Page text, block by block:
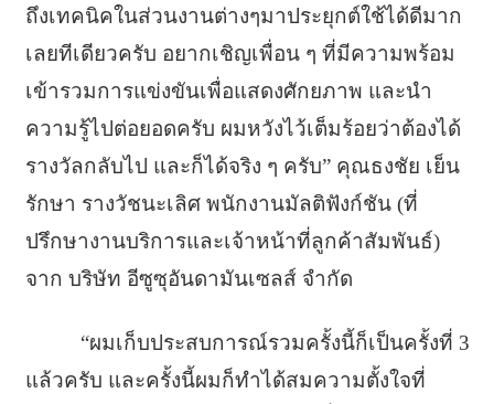
ถึงเทคนิคในส่วนงานต่างๆมาประยุกต์ใช้ได้ดีมาก
เลยทีเดียวครับ อยากเชิญเพื่อน ๆ ที่มีความพร้อม
เข้ารวมการแข่งขันเพื่อแสดงศักยภาพ และนำ
ความรู้ไปต่อยอดครับ ผมหวังไว้เต็มร้อยว่าต้องได้
รางวัลกลับไป และก็ได้จริง ๆ ครับ” คุณธงชัย เย็น
รักษา รางวัชนะเลิศ พนักงานมัลติฟังก์ชัน (ที่
ปรึกษางานบริการและเจ้าหน้าที่ลูกค้าสัมพันธ์)
จาก บริษัท อีซูซุอันดามันเซลส์ จำกัด
“ผมเก็บประสบการณ์รวมครั้งนี้ก็เป็นครั้งที่ 3
แล้วครับ และครั้งนี้ผมก็ทำได้สมความตั้งใจที่